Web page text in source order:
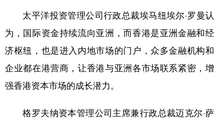
太平洋投资管理公司行政总裁埃马纽埃尔·罗曼认
为，国际资金持续流向亚洲，而香港是亚洲金融和经
济枢纽，也是进入内地市场的门户，众多金融机构和
企业都在港营商，让香港与亚洲各市场联系紧密，增
强香港资本市场的成长潜力。
格罗夫纳资本管理公司主席兼行政总裁迈克尔·萨